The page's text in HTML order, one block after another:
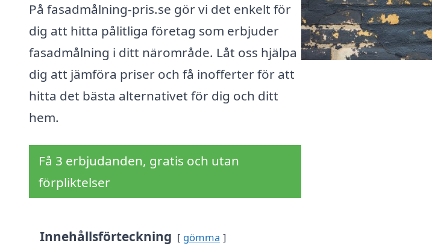
På fasadmålning-pris.se gör vi det enkelt för
dig att hitta pålitliga företag som erbjuder
fasadmålning i ditt närområde. Låt oss hjälpa
dig att jämföra priser och få inofferter för att
hitta det bästa alternativet för dig och ditt
hem.
Få 3 erbjudanden, gratis och utan
förpliktelser
Innehållsförteckning gömma